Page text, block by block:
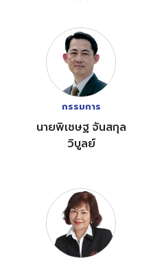
กรรมการ
นายพิเชษฐ จันสกุล
วิบูลย์